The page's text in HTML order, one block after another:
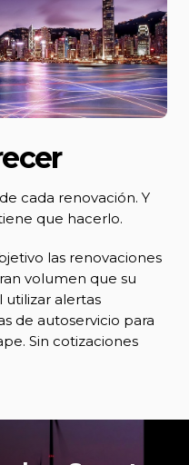
cada renovación. Y
que hacerlo.
las renovaciones
volumen que su
utilizar alertas
de autoservicio para
Sin cotizaciones